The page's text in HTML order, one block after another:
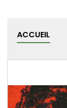
ACCUEIL